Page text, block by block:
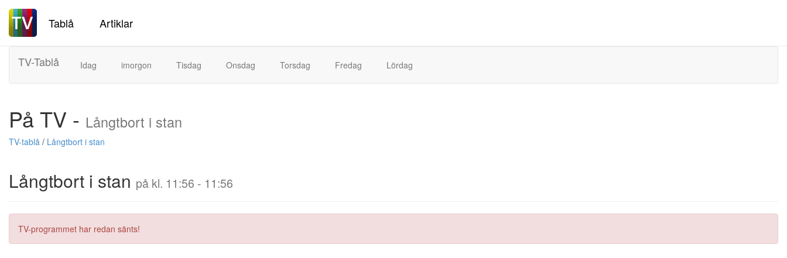
Tablå Artiklar
TV-Tablå Idag imorgon Tisdag Onsdag Torsdag Fredag Lördag
På TV - Långtbort i stan
TV-tablå / Långtbort i stan
Långtbort i stan på kl. 11:56 - 11:56
TV-programmet har redan sänts!